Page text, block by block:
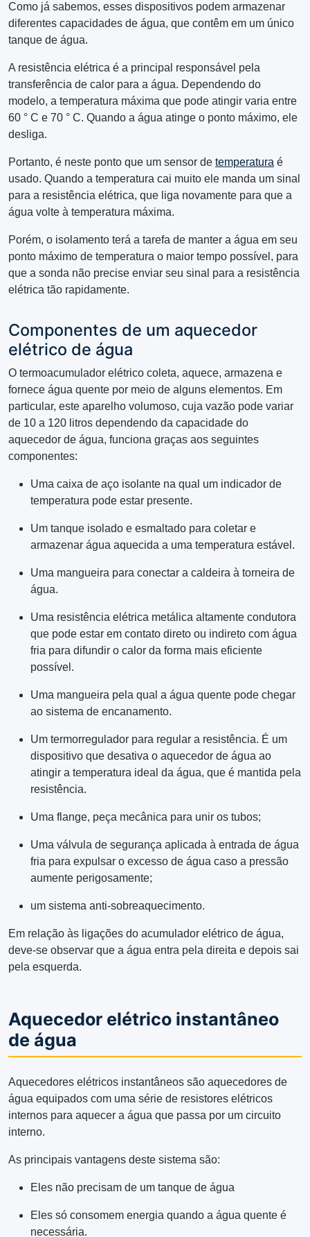
Como já sabemos, esses dispositivos podem armazenar
diferentes capacidades de água, que contêm em um único
tanque de água.
A resistência elétrica é a principal responsável pela
transferência de calor para a água. Dependendo do
modelo, a temperatura máxima que pode atingir varia entre
60 ° C e 70 ° C. Quando a água atinge o ponto máximo, ele
desliga.
Portanto, é neste ponto que um sensor de temperatura é
usado. Quando a temperatura cai muito ele manda um sinal
para a resistência elétrica, que liga novamente para que a
água volte à temperatura máxima.
Porém, o isolamento terá a tarefa de manter a água em seu
ponto máximo de temperatura o maior tempo possível, para
que a sonda não precise enviar seu sinal para a resistência
elétrica tão rapidamente.
Componentes de um aquecedor
elétrico de água
O termoacumulador elétrico coleta, aquece, armazena e
fornece água quente por meio de alguns elementos. Em
particular, este aparelho volumoso, cuja vazão pode variar
de 10 a 120 litros dependendo da capacidade do
aquecedor de água, funciona graças aos seguintes
componentes:
Uma caixa de aço isolante na qual um indicador de
temperatura pode estar presente.
Um tanque isolado e esmaltado para coletar e
armazenar água aquecida a uma temperatura estável.
Uma mangueira para conectar a caldeira à torneira de
água.
Uma resistência elétrica metálica altamente condutora
que pode estar em contato direto ou indireto com água
fria para difundir o calor da forma mais eficiente
possível.
Uma mangueira pela qual a água quente pode chegar
ao sistema de encanamento.
Um termorregulador para regular a resistência. É um
dispositivo que desativa o aquecedor de água ao
atingir a temperatura ideal da água, que é mantida pela
resistência.
Uma flange, peça mecânica para unir os tubos;
Uma válvula de segurança aplicada à entrada de água
fria para expulsar o excesso de água caso a pressão
aumente perigosamente;
um sistema anti-sobreaquecimento.
Em relação às ligações do acumulador elétrico de água,
deve-se observar que a água entra pela direita e depois sai
pela esquerda.
Aquecedor elétrico instantâneo
de água
Aquecedores elétricos instantâneos são aquecedores de
água equipados com uma série de resistores elétricos
internos para aquecer a água que passa por um circuito
interno.
As principais vantagens deste sistema são:
Eles não precisam de um tanque de água
Eles só consomem energia quando a água quente é
necessária.